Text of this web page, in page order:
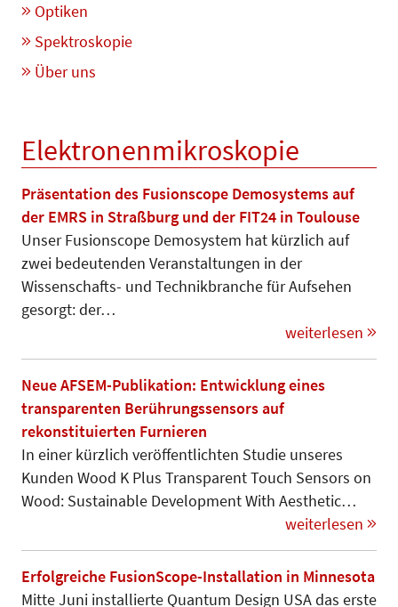
Optiken
Spektroskopie
Über uns
Elektronenmikroskopie
Präsentation des Fusionscope Demosystems auf
der EMRS in Straßburg und der FIT24 in Toulouse
Unser Fusionscope Demosystem hat kürzlich auf
zwei bedeutenden Veranstaltungen in der
Wissenschafts- und Technikbranche für Aufsehen
gesorgt: der…
weiterlesen
Neue AFSEM-Publikation: Entwicklung eines
transparenten Berührungssensors auf
rekonstituierten Furnieren
In einer kürzlich veröffentlichten Studie unseres
Kunden Wood K Plus Transparent Touch Sensors on
Wood: Sustainable Development With Aesthetic…
weiterlesen
Erfolgreiche FusionScope-Installation in Minnesota
Mitte Juni installierte Quantum Design USA das erste